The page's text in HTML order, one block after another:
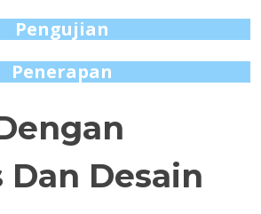
Pengujian
Penerapan
Desain